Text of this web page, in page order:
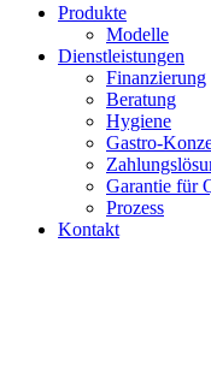
Produkte
Modelle
Dienstleistungen
Finanzierung
Beratung
Hygiene
Gastro-
Garantie für
Prozess
Kontakt